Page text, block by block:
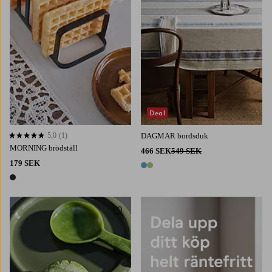
MORNING brödställ
179 SEK
1 färg
5,0 baserat på 1 st betyg
5,0 (1)
DAGMAR bordsduk
466 SEK549 SEK
2 färger
Deal
Lägg till i favoriter